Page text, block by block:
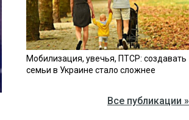
Мобилизация, увечья, ПТСР: создавать
семьи в Украине стало сложнее
Все публикации »